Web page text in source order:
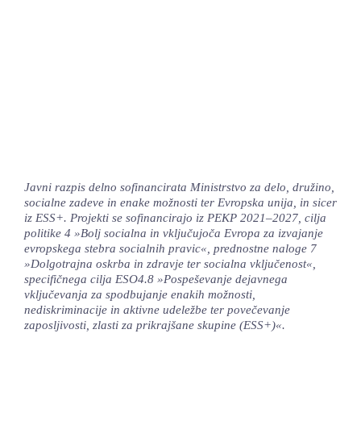
Javni razpis delno sofinancirata Ministrstvo za delo, družino,
socialne zadeve in enake možnosti ter Evropska unija, in sicer
iz ESS+. Projekti se sofinancirajo iz PEKP 2021–2027, cilja
politike 4 »Bolj socialna in vključujoča Evropa za izvajanje
evropskega stebra socialnih pravic«, prednostne naloge 7
»Dolgotrajna oskrba in zdravje ter socialna vključenost«,
specifičnega cilja ESO4.8 »Pospeševanje dejavnega
vključevanja za spodbujanje enakih možnosti,
nediskriminacije in aktivne udeležbe ter povečevanje
zaposljivosti, zlasti za prikrajšane skupine (ESS+)«.